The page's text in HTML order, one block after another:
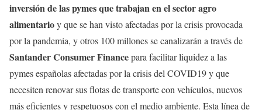
inversión de las pymes que trabajan en el sector agro
alimentarioy que se han visto afectadas por la crisis provocada
por la pandemia, y otros 100 millones se canalizarán a través de
Santander Consumer Financepara facilitar liquidez a las
pymes españolas afectadas por la crisis del COVID19 y que
necesiten renovar sus flotas de transporte con vehículos, nuevos
más eficientes y respetuosos con el medio ambiente. Esta línea de